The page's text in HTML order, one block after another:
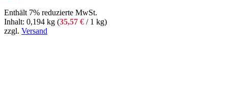
Enthält 7% reduzierte MwSt.
Inhalt: 0,194 kg (35,57 € / 1 kg)
zzgl. Versand